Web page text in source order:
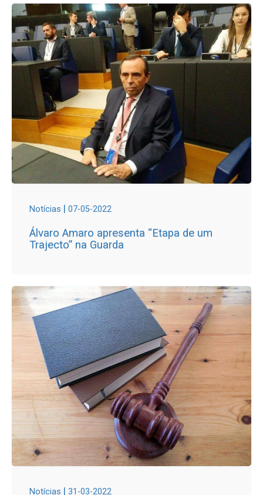
Notícias | 07-05-2022
Álvaro Amaro apresenta “Etapa de um
Trajecto” na Guarda
Notícias | 31-03-2022